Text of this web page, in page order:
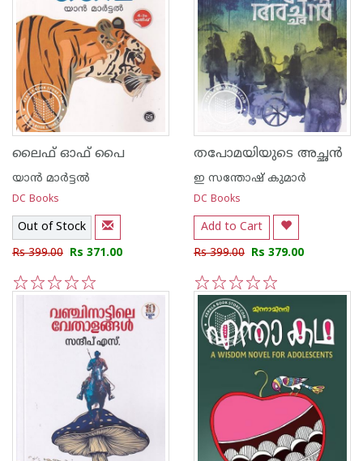
ലൈഫ് ഓഫ് പൈ
യാന്‍ മാര്‍ട്ടല്‍
DC Books
Out of Stock
Rs 399.00 Rs 371.00
തപോമയിയുടെ അച്ഛൻ
ഇ സന്തോഷ് കുമാര്‍
DC Books
Add to Cart
Rs 399.00 Rs 379.00
5
4
3
2
1